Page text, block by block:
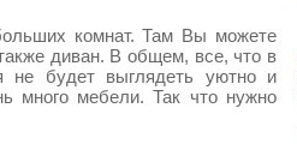
комнат. Там Вы можете
диван. В общем, все, что в
не будет выглядеть уютно и
много мебели. Так что нужно